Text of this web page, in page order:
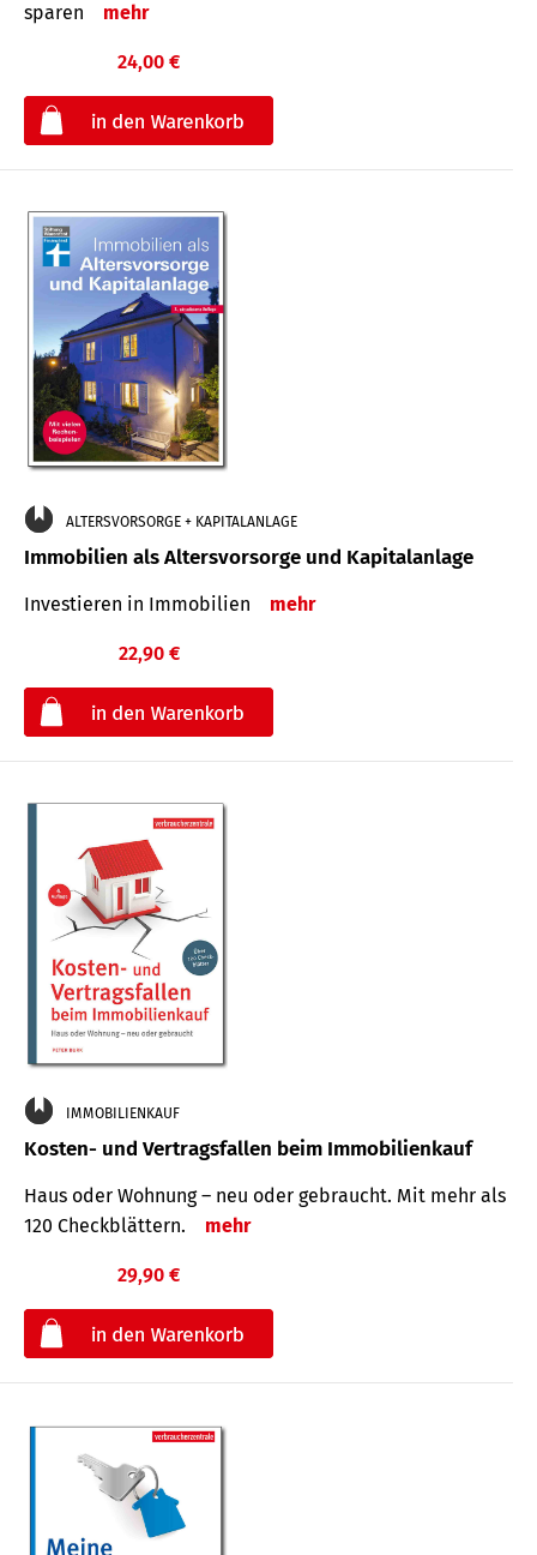
sparen
mehr
24,00 €
ALTERSVORSORGE + KAPITALANLAGE
Immobilien als Altersvorsorge und Kapitalanlage
Investieren in Immobilien mehr
22,90 €
IMMOBILIENKAUF
Kosten- und Vertragsfallen beim Immobilienkauf
Haus oder Wohnung – neu oder gebraucht. Mit mehr als
120 Check­blättern.
mehr
29,90 €